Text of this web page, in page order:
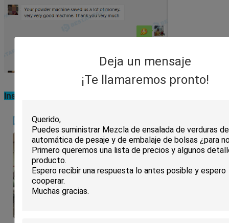
Deja un mensaje
¡Te llamaremos pronto!
Instalación de la máquina en la fábrica del cliente: